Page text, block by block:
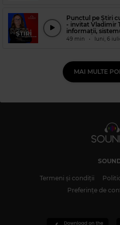
Punctul pe Știri
- invitat Vladimir
informații,
49 min • luni, 6
MAI MULTE
Termeni și condiții
Preferințe de